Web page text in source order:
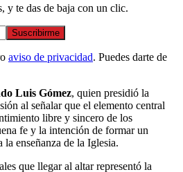
y te das de baja con un clic.
Suscribirme
aviso de privacidad. Puedes darte de
Luis Gómez, quien presidió la
al señalar que el elemento central
libre y sincero de los
fe y la intención de formar un
enseñanza de la Iglesia.
que llegar al altar representó la